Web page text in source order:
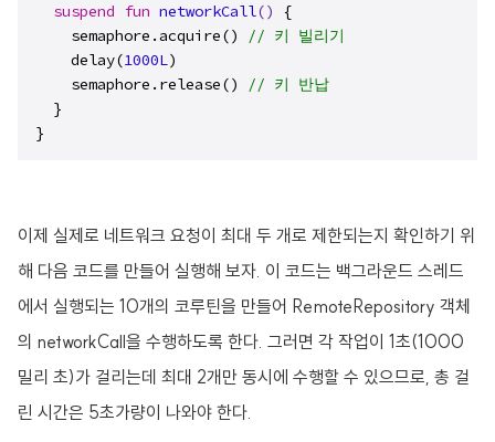
suspend fun networkCall()
{
    semaphore.acquire()
// 키 빌리기
    delay(
1000L)
    semaphore.release()
// 키 반납
  }
}
이제 실제로 네트워크 요청이 최대 두 개로 제한되는지 확인하기 위
해 다음 코드를 만들어 실행해 보자. 이 코드는 백그라운드 스레드
에서 실행되는 10개의 코루틴을 만들어 RemoteRepository 객체
의 networkCall을 수행하도록 한다. 그러면 각 작업이 1초(1000
밀리 초)가 걸리는데 최대 2개만 동시에 수행할 수 있으므로, 총 걸
린 시간은 5초가량이 나와야 한다.